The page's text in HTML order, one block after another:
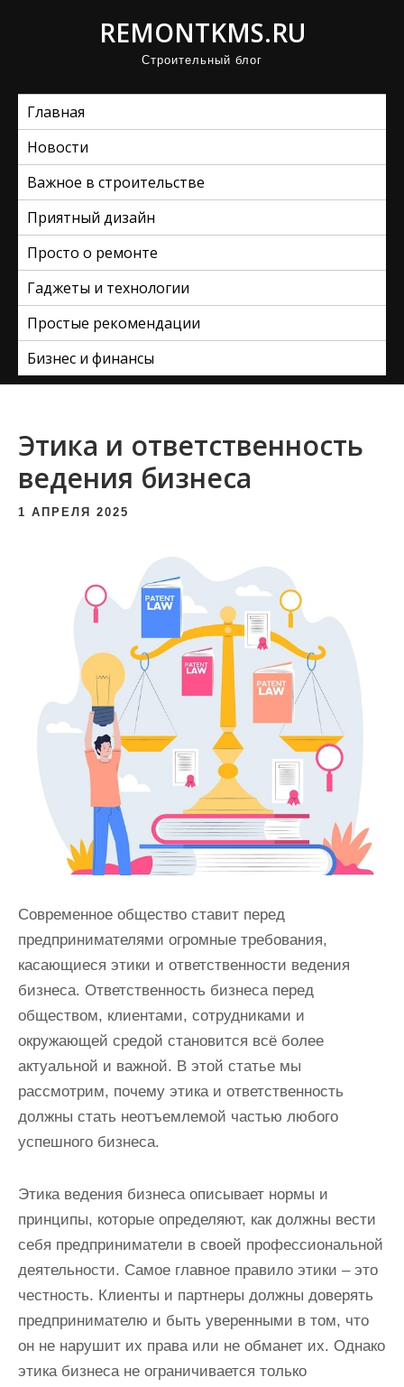
REMONTKMS.RU
Строительный блог
Главная
Новости
Важное в строительстве
Приятный дизайн
Просто о ремонте
Гаджеты и технологии
Простые рекомендации
Бизнес и финансы
Этика и ответственность
ведения бизнеса
1 АПРЕЛЯ 2025
Современное общество ставит перед
предпринимателями огромные требования,
касающиеся этики и ответственности ведения
бизнеса. Ответственность бизнеса перед
обществом, клиентами, сотрудниками и
окружающей средой становится всё более
актуальной и важной. В этой статье мы
рассмотрим, почему этика и ответственность
должны стать неотъемлемой частью любого
успешного бизнеса.
Этика ведения бизнеса описывает нормы и
принципы, которые определяют, как должны вести
себя предприниматели в своей профессиональной
деятельности. Самое главное правило этики – это
честность. Клиенты и партнеры должны доверять
предпринимателю и быть уверенными в том, что
он не нарушит их права или не обманет их. Однако
этика бизнеса не ограничивается только